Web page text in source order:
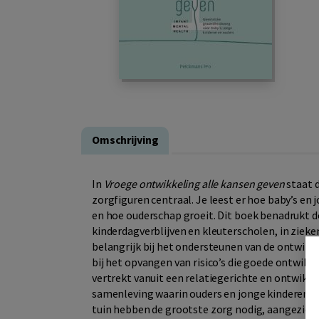
Omschrijving
In Vroege ontwikkeling alle kansen gevenstaat
zorgfiguren centraal. Je leest er hoe baby’s
en hoe ouderschap groeit. Dit boek benadrukt
kinderdagverblijven en kleuterscholen, in
belangrijk bij het ondersteunen van de
bij het opvangen van risico’s die goede
vertrekt vanuit een relatiegerichte en
samenleving waarin ouders en jonge kinderen
tuin hebben de grootste zorg nodig,